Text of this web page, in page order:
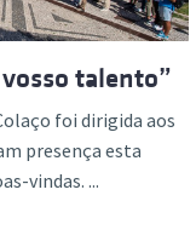
talento”
foi dirigida aos
presença esta
vindas. ...